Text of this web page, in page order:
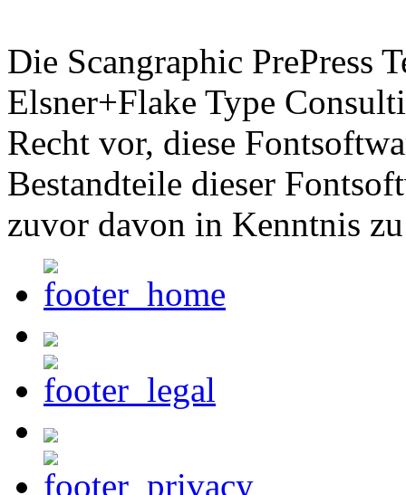
Die Scangraphic PrePress
Elsner+Flake Type
Recht vor, diese
Bestandteile dieser
zuvor davon in Kenntnis zu